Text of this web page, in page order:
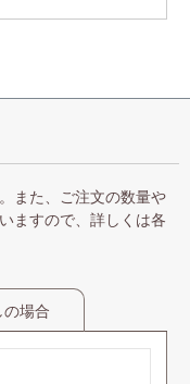
また、ご注文の数量や
ますので、詳しくは各
の場合